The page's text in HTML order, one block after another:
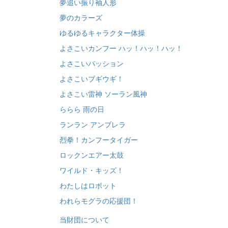
夢追い振り袖人形
夢のカラーズ
ゆるゆるキャラクター体操
よさこいカンフー ハッ！ハッ！ハッ！
よさこいパッション
よさこいブギウギ！
よさこい雷神 ソーラン風神
ららら 雨の日
ランラン アンブレラ
烈拳！カンフータイガー
ロックンエアー太鼓
ワイルド・キッズ！
わたしはロボット
われらモグラの応援団！
当財団について